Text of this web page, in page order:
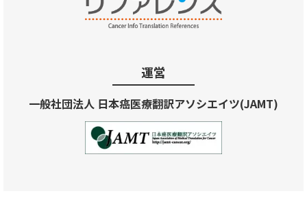
運営
一般社団法人 日本癌医療翻訳アソシエイツ(JAMT)